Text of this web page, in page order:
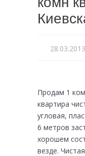
28.03.2013
Продам 1
квартира
угловая,
6 метров
хорошем
везде.